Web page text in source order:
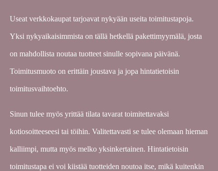
Useat verkkokaupat tarjoavat nykyään useita toimitustapoja.
Yksi nykyaikaisimmista on tällä hetkellä pakettimyymälä, josta
on mahdollista noutaa tuotteet sinulle sopivana päivänä.
Toimitusmuoto on erittäin joustava ja jopa hintatietoisin
toimitusvaihtoehto.
Sinun tulee myös yrittää tilata tavarat toimitettavaksi
kotiosoitteeseesi tai töihin. Valitettavasti se tulee olemaan hieman
kalliimpi, mutta myös melko yksinkertainen. Hintatietoisin
toimitustapa ei voi kiistää tuotteiden noutoa itse, mikä kuitenkin